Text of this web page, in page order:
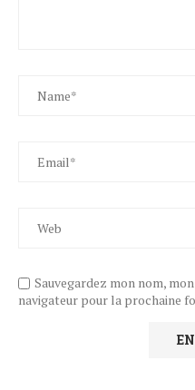
Sauvegardez mon nom,
navigateur pour la prochaine